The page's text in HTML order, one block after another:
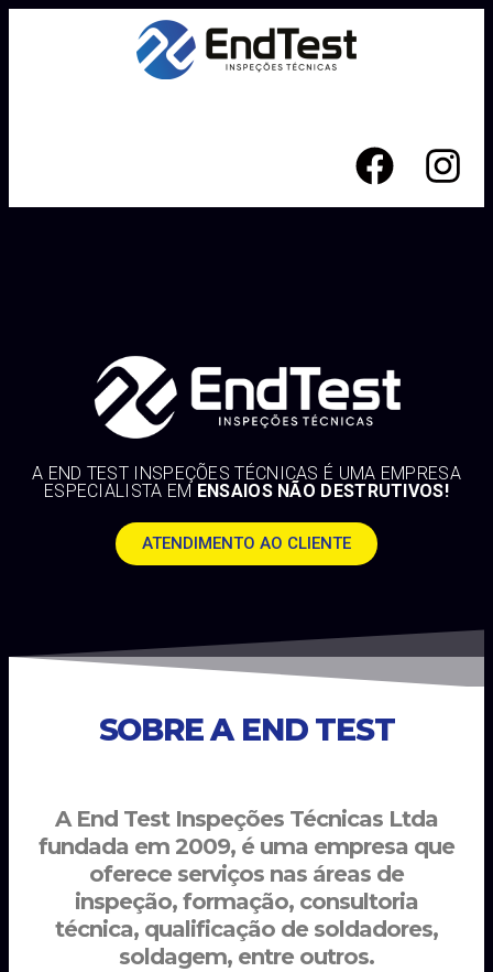
A END TEST INSPEÇÕES TÉCNICAS É UMA EMPRESA
ESPECIALISTA EM ENSAIOS NÃO DESTRUTIVOS!
ATENDIMENTO AO CLIENTE
SOBRE A END TEST
A End Test Inspeções Técnicas Ltda
fundada em 2009, é uma empresa que
oferece serviços nas áreas de
inspeção, formação, consultoria
técnica, qualificação de soldadores,
soldagem, entre outros.